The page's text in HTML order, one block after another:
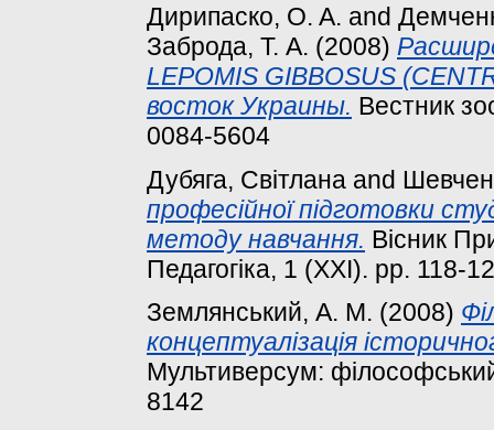
Дирипаско, O. A. and
Заброда, Т. А. (2008)
LEPOMIS GIBBOSUS
восток Украины. Вестник
0084-5604
Дубяга, Світлана and
професійної підготовки
методу навчання. Вісник
Педагогіка, 1 (ХХІ). pp. 118-
Землянський, А. М. (2008)
концептуалізація
Мультиверсум:
8142